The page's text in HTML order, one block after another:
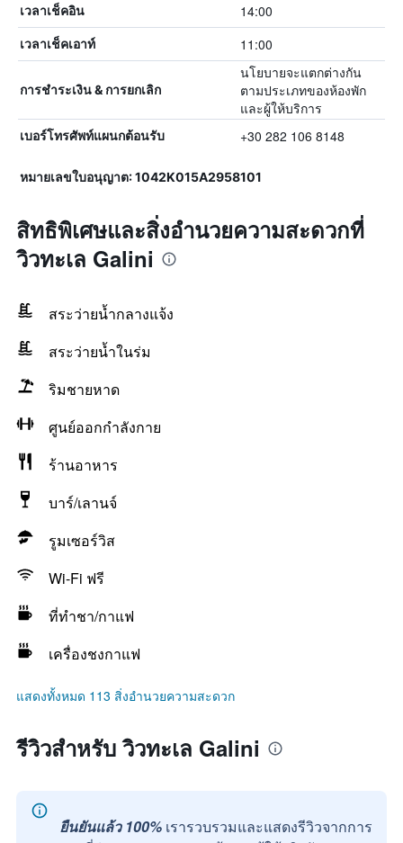
เวลาเช็คอิน 14:00
เวลาเช็คเอาท์ 11:00
การชำระเงิน & การยกเลิก
นโยบายจะแตกต่างกัน
ตามประเภทของห้องพัก
และผู้ให้บริการ
เบอร์โทรศัพท์แผนกต้อนรับ +30 282 106 8148
หมายเลขใบอนุญาต: 1042K015A2958101
สิทธิพิเศษและสิ่งอำนวยความสะดวกที่
วิวทะเล Galini
สระว่ายน้ำกลางแจ้ง
สระว่ายน้ำในร่ม
ริมชายหาด
ศูนย์ออกกำลังกาย
ร้านอาหาร
บาร์/เลานจ์
รูมเซอร์วิส
Wi-Fi ฟรี
ที่ทำชา/กาแฟ
เครื่องชงกาแฟ
แสดงทั้งหมด 113 สิ่งอำนวยความสะดวก
รีวิวสำหรับ วิวทะเล Galini
ยืนยันแล้ว 100% เรารวบรวมและแสดงรีวิวจากการ